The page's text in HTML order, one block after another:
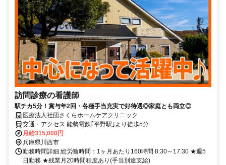
訪問診療の看護師
駅チカ5分！賞与年2回・各種手当充実で好待遇◎家庭とも両立◎
医療法人社団さくらホームケアクリニック
交通・アクセス 能勢電鉄｢平野駅｣より徒歩5分
月給315,000円
兵庫県川西市
勤務時間詳細 総労働時間：1ヶ月あたり160時間 8:30～17:30 ★週5
日勤務 ★残業月20時間程度あり(手当別途支給)